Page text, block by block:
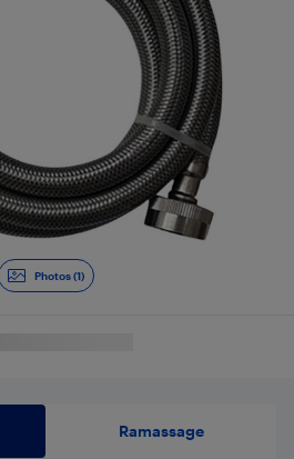
Photos (1)
Ramassage